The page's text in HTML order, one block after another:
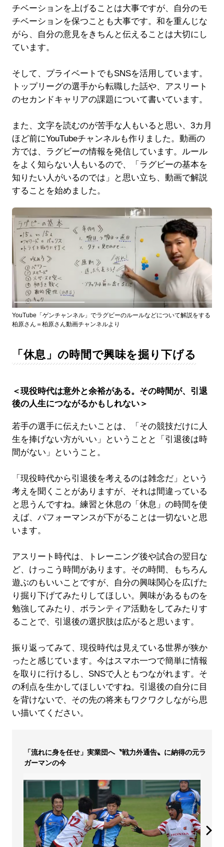
チベーションを上げることは大事ですが、自分のモ
チベーションを保つことも大事です。和を重んじな
がら、自分の意見をきちんと伝えることは大切にし
ています。
そして、プライベートでもSNSを活用しています。
トップリーグの選手から転職した話や、アスリート
のセカンドキャリアの課題について書いています。
また、文字を読むのが苦手な人もいると思い、3カ月
ほど前にYouTubeチャンネルも作りました。動画の
方では、ラグビーの情報を発信しています。ルール
をよく知らない人もいるので、「ラグビーの基本を
知りたい人がいるのでは」と思い立ち、動画で解説
することを始めました。
YouTube「ゲンチャンネル」でラグビーのルールなどについて解説をする
柏原さん＝柏原さん動画チャンネルより
「休息」の時間で興味を掘り下げる
＜現役時代は意外と余裕がある。その時間が、引退
後の人生につながるかもしれない＞
若手の選手に伝えたいことは、「その競技だけに人
生を捧げない方がいい」ということと「引退後は時
間がない」ということ。
「現役時代から引退後を考えるのは雑念だ」という
考えを聞くことがありますが、それは間違っている
と思うんですね。練習と休息の「休息」の時間を使
えば、パフォーマンスが下がることは一切ないと思
います。
アスリート時代は、トレーニング後や試合の翌日な
ど、けっこう時間があります。その時間、もちろん
遊ぶのもいいことですが、自分の興味関心を広げた
り掘り下げてみたりしてほしい。興味があるものを
勉強してみたり、ボランティア活動をしてみたりす
ることで、引退後の選択肢は広がると思います。
振り返ってみて、現役時代は見えている世界が狭か
ったと感じています。今はスマホ一つで簡単に情報
を取りに行けるし、SNSで人ともつながれます。そ
の利点を生かしてほしいですね。引退後の自分に目
を背けないで、その先の将来もワクワクしながら思
い描いてください。
「流れに身を任せ」実業団へ〝戦力外通告〟に納得の元ラ
ガーマンの今